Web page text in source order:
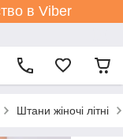
в Viber
Штани жіночі літні